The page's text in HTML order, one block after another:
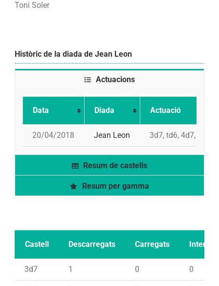
Toni Soler
Històric de la diada de Jean Leon
Actuacions
Data Diada Actuació
20/04/2018 Jean Leon 3d7, td6, 4d7, pd4
Resum de castells
Resum per gamma
Castell Descarregats Carregats Intents
3d7 1 0 0